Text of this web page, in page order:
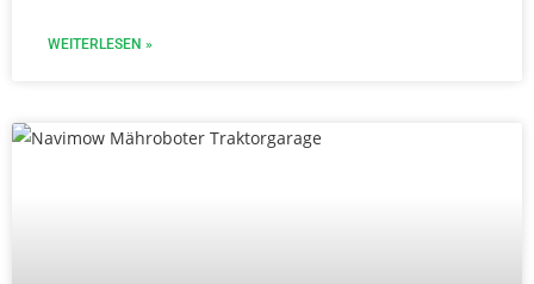
WEITERLESEN »